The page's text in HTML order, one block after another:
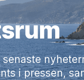
senaste
i pressen,